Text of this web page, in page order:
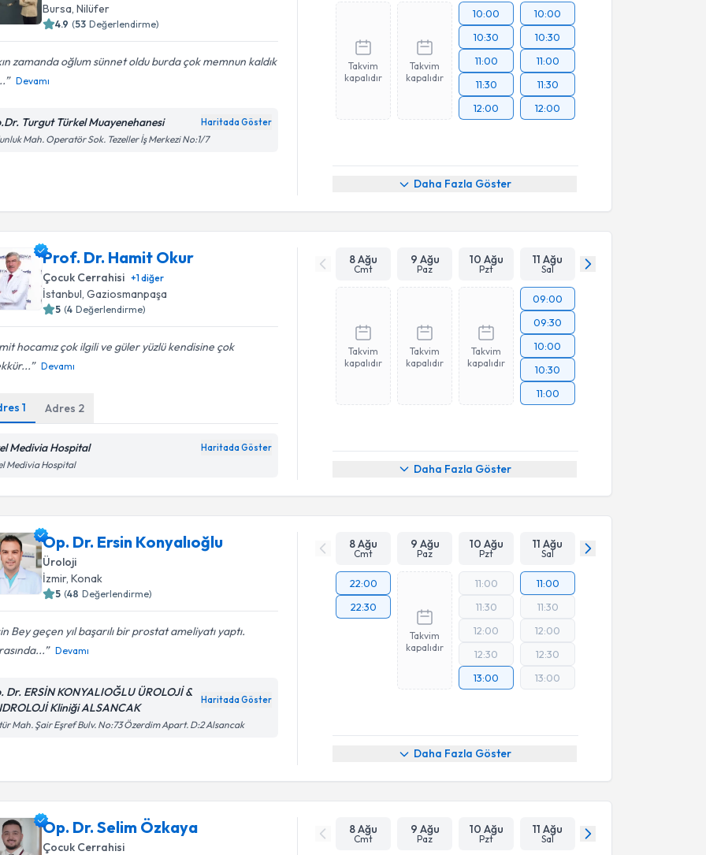
Bursa,Nilüfer
4.9 (53 Değerlendirme)
zamanda oğlum sünnet oldu burda çok memnun kaldık
Devamı
Turgut Türkel Muayenehanesi Haritada Göster
Mah. Operatör Sok. Tezeller İş Merkezi No:1/7
Takvim
kapalıdır
Takvim
kapalıdır
10:00
10:30
11:00
11:30
12:00
10:00
10:30
11:00
11:30
12:00
Daha Fazla Göster
Prof. Dr. Hamit Okur
Çocuk Cerrahisi +1diğer
İstanbul ,Gaziosmanpaşa
5 (4 Değerlendirme)
hocamız çok ilgili ve güler yüzlü kendisine çok
Devamı
1 Adres 2
Medivia Hospital Haritada Göster
Medivia Hospital
8 Ağu
Cmt
9 Ağu
Paz
10 Ağu
Pzt
11 Ağu
Sal
Takvim
kapalıdır
Takvim
kapalıdır
Takvim
kapalıdır
09:00
09:30
10:00
10:30
11:00
Daha Fazla Göster
Op. Dr. Ersin Konyalıoğlu
Üroloji
İzmir,Konak
5 (48 Değerlendirme)
Bey geçen yıl başarılı bir prostat ameliyatı yaptı.
Devamı
Dr. ERSİN KONYALIOĞLU ÜROLOJİ &
Kliniği ALSANCAK
Haritada Göster
Mah. Şair Eşref Bulv. No:73 Özerdim Apart. D:2 Alsancak
8 Ağu
Cmt
9 Ağu
Paz
10 Ağu
Pzt
11 Ağu
Sal
22:00
22:30
Takvim
kapalıdır
11:00
11:30
12:00
12:30
13:00
11:00
11:30
12:00
12:30
13:00
Daha Fazla Göster
Op. Dr. Selim Özkaya
Çocuk Cerrahisi
8 Ağu
Cmt
9 Ağu
Paz
10 Ağu
Pzt
11 Ağu
Sal